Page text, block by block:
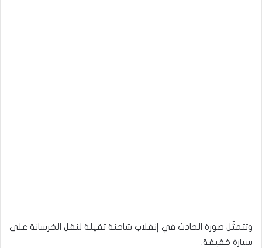
وتتمثّل صورة الحادث في إنقلاب شاحنة ثقيلة لنقل الخرسانة على
سيارة خفيفة.